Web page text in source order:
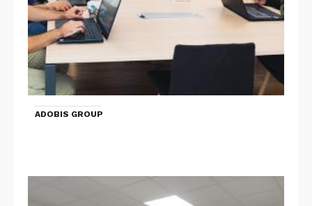
ADOBIS GROUP